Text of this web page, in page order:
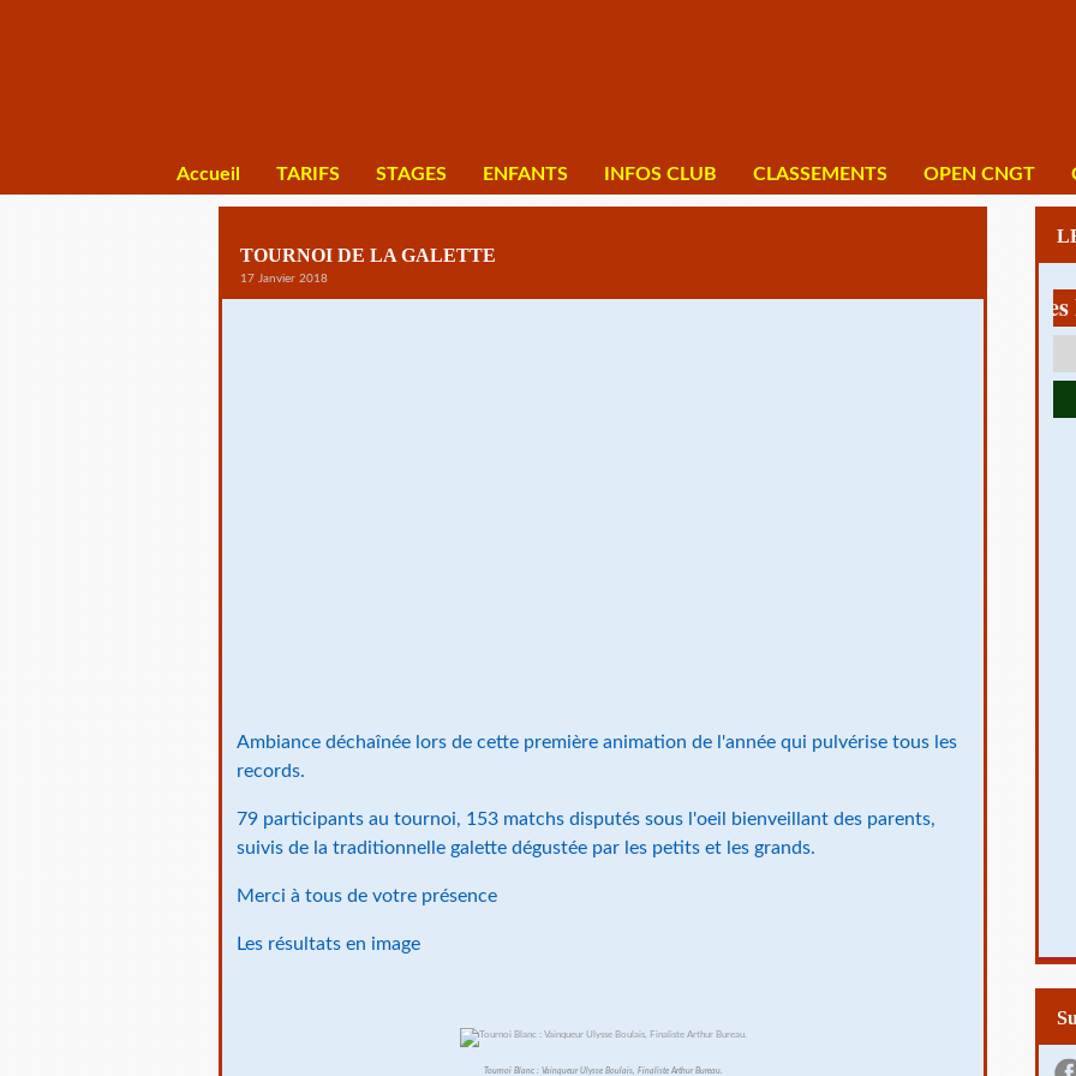
Accueil TARIFS STAGES ENFANTS INFOS CLUB CLASSEMENTS OPEN CNGT
TOURNOI DE LA GALETTE
17 Janvier 2018
Ambiance déchaînée lors de cette première animation de l'année qui pulvérise tous les
records.
79 participants au tournoi, 153 matchs disputés sous l'oeil bienveillant des parents,
suivis de la traditionnelle galette dégustée par les petits et les grands.
Merci à tous de votre présence
Les résultats en image
Tournoi Blanc : Vainqueur Ulysse Boulais, Finaliste Arthur Bureau.
1 av Charles De